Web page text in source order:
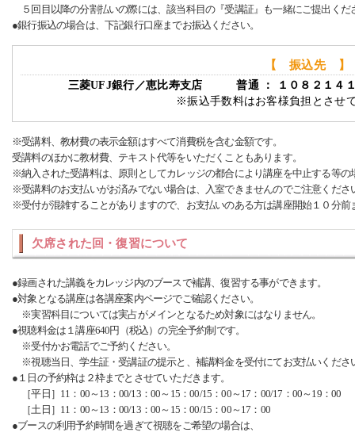
５回目以降の分割払いの際には、該当科目の『受講証』も一緒にご提出くだ
●銀行振込の場合は、下記銀行口座までお振込ください。
【 振込先 】
三菱UFJ銀行／恵比寿支店 普通 ： １０８２１
※振込手数料はお客様負担とさせ
※受講料、教材費の表示金額はすべて消費税を含む金額です。
受講料のほかに教材費、テキスト代等をいただくこともあります。
※納入された受講料は、原則としてカレッジの都合により講座を中止する等
※受講料のお支払いがお済みでない場合は、入室できませんのでご注意くださ
※受付が混雑することがありますので、お支払いのある方は講座開始１０分前
欠席された回・復習について
●録画された講義をカレッジ内のブースで補講、復習する事ができます。
●対象となる講座は各講座案内ページでご確認ください。
※実習科目については実占がメインとなるため対象にはなりません。
●視聴料金は１講座640円（税込）の完全予約制です。
※受付かお電話でご予約ください。
※視聴当日、学生証・受講証の提示と、補講料金を受付にてお支払いくださ
●１日の予約枠は２枠までとさせていただきます。
［平日］11：00～13：00/13：00～15：00/15：00～17：00/17：00～19：00
［土日］11：00～13：00/13：00～15：00/15：00～17：00
●ブースの利用予約時間を過ぎて視聴をご希望の場合は、